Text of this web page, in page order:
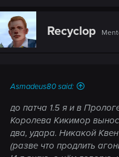
c
t
i
o
Recyclop
Asmadeus80 said:
до патча 1.5 я и в
Королева Кикимор
два, удара. Никакой
(разве что продлить